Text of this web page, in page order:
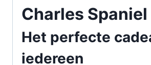
Charles Spaniel
Het perfecte
iedereen